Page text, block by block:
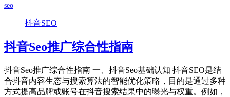
seo
抖音SEO
抖音Seo推广综合性指南
抖音Seo推广综合性指南 一、抖音Seo基础认知 抖音SEO是结
合抖音内容生态与搜索算法的智能优化策略，目的是通过多种
方式提高品牌或账号在抖音搜索结果中的曝光与权重。例如，